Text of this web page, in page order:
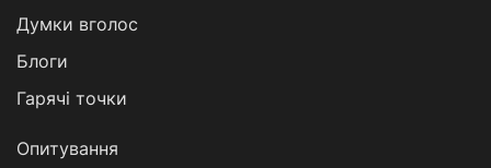
Думки вголос
Блоги
Гарячі точки
Опитування